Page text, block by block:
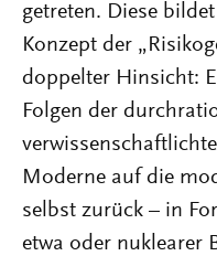
getreten. Diese
Konzept der
doppelter Hinsicht:
Folgen der
Moderne auf die
selbst zurück – in
etwa oder nuklearer